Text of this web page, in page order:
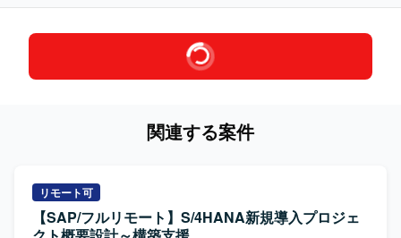
関連する案件
リモート可
【SAP/フルリモート】S/4HANA新規導入プロジェ